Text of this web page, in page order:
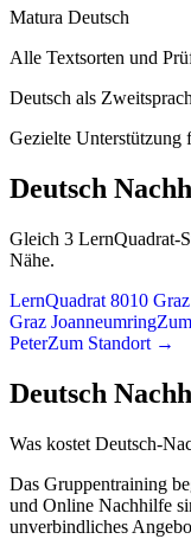
Matura Deutsch
Alle Textsorten und
Deutsch als
Gezielte Unterstützung
Deutsch
Gleich 3 LernQuadrat-
Nähe.
LernQuadrat 8010
Graz Joanneumring
PeterZum Standort →
Deutsch
Was kostet Deutsch-
Das Gruppentraining
und Online Nachhilfe
unverbindliches